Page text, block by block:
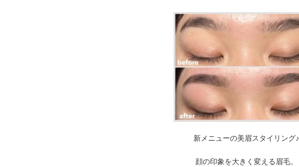
新メニューの美眉スタイリング♪
顔の印象を大きく変える眉毛。